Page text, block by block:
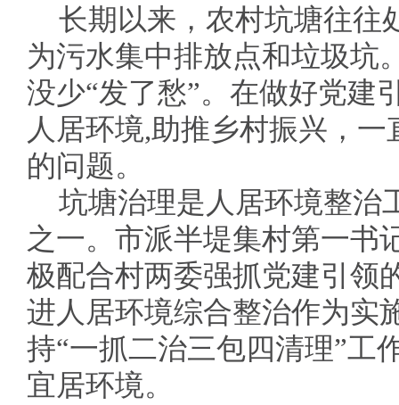
长期以来，农村坑塘往往
为污水集中排放点和垃圾坑
没少“发了愁”。在做好党建
人居环境,助推乡村振兴，
的问题。
坑塘治理是人居环境整治
之一。市派半堤集村第一书
极配合村两委强抓党建引领
进人居环境综合整治作为实
持“一抓二治三包四清理”工
宜居环境。